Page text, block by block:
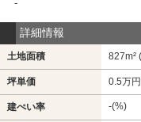
-
詳細情報
土地面積 827m²
坪単価 0.5万
建ぺい率 -(%)